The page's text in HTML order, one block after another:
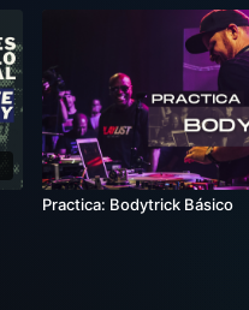
Practica: Bodytrick Básico